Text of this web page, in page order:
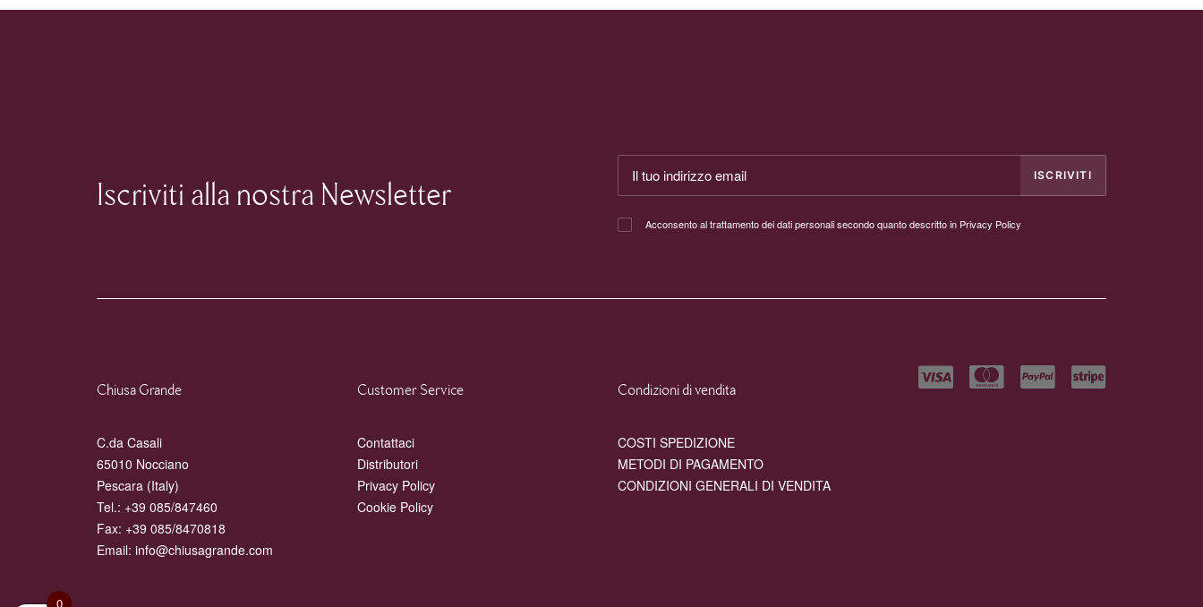
Iscriviti alla nostra Newsletter
Acconsento al trattamento dei dati personali secondo quanto descritto in Privacy Policy
Chiusa Grande
C.da Casali
65010 Nocciano
Pescara (Italy)
Tel.: +39 085/847460
Fax: +39 085/8470818
Email: info@chiusagrande.com
Customer Service
Contattaci
Distributori
Privacy Policy
Cookie Policy
Condizioni di vendita
COSTI SPEDIZIONE
METODI DI PAGAMENTO
CONDIZIONI GENERALI DI VENDITA
0